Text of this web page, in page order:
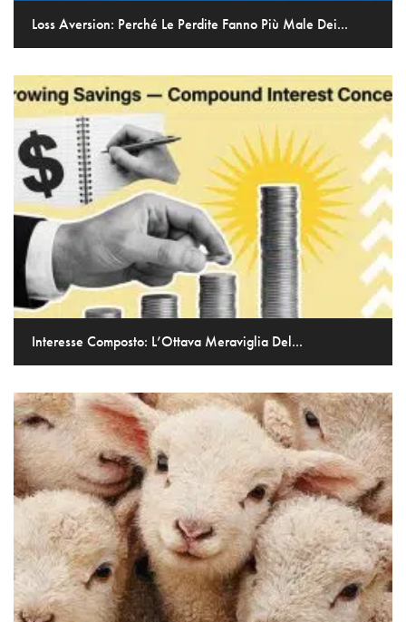
Loss Aversion: Perché Le Perdite Fanno Più Male Dei...
Interesse Composto: L’Ottava Meraviglia Del...